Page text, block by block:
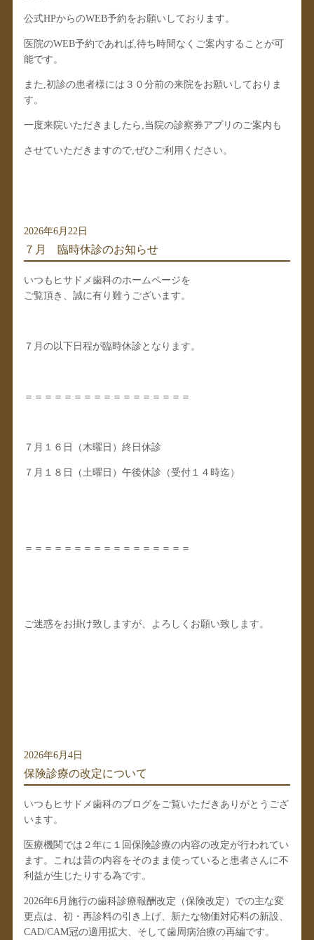
公式HPからのWEB予約をお願いしております。
医院のWEB予約であれば,待ち時間なくご案内することが可
能です。
また,初診の患者様には３０分前の来院をお願いしておりま
す。
一度来院いただきましたら,当院の診察券アプリのご案内も
させていただきますので,ぜひご利用ください。
2026年6月22日
７月 臨時休診のお知らせ
いつもヒサドメ歯科のホームページを
ご覧頂き、誠に有り難うございます。
７月の以下日程が臨時休診となります。
＝＝＝＝＝＝＝＝＝＝＝＝＝＝＝＝＝
７月１６日（木曜日）終日休診
７月１８日（土曜日）午後休診（受付１４時迄）
＝＝＝＝＝＝＝＝＝＝＝＝＝＝＝＝＝
ご迷惑をお掛け致しますが、よろしくお願い致します。
2026年6月4日
保険診療の改定について
いつもヒサドメ歯科のブログをご覧いただきありがとうござ
います。
医療機関では２年に１回保険診療の内容の改定が行われてい
ます。これは昔の内容をそのまま使っていると患者さんに不
利益が生じたりする為です。
2026年6月施行の歯科診療報酬改定（保険改定） での主な変
更点は、初・再診料の引き上げ、新たな物価対応料の新設、
CAD/CAM冠の適用拡大、そして歯周病治療の再編です。